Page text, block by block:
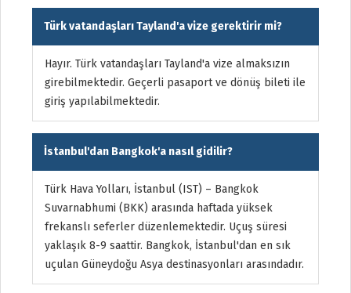
Türk vatandaşları Tayland'a vize gerektirir mi?
Hayır. Türk vatandaşları Tayland'a vize almaksızın
girebilmektedir. Geçerli pasaport ve dönüş bileti ile
giriş yapılabilmektedir.
İstanbul'dan Bangkok'a nasıl gidilir?
Türk Hava Yolları, İstanbul (IST) – Bangkok
Suvarnabhumi (BKK) arasında haftada yüksek
frekanslı seferler düzenlemektedir. Uçuş süresi
yaklaşık 8-9 saattir. Bangkok, İstanbul'dan en sık
uçulan Güneydoğu Asya destinasyonları arasındadır.